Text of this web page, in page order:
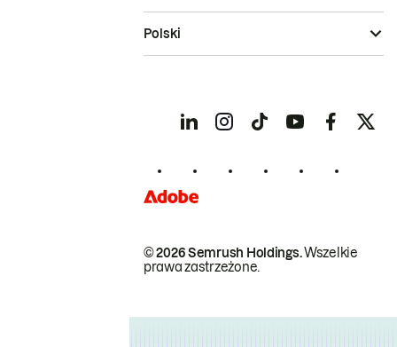
© 2026 Semrush Holdings.Wszelkie
prawa zastrzeżone.
Polski